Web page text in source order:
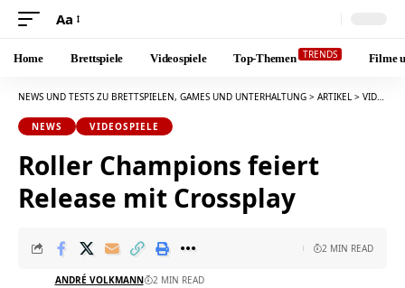
Font
Resizer
Aa
Home Brettspiele Videospiele Top-Themen TRENDS Filme
NEWS UND TESTS ZU BRETTSPIELEN, GAMES UND UNTERHALTUNG > ARTIKEL > VIDEOSPIELE
NEWS VIDEOSPIELE
Roller Champions feiert
Release mit Crossplay
ANDRÉ VOLKMANN 2 MIN READ
2 MIN READ